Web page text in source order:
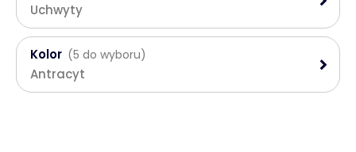
Uchwyty
Kolor (5 do wyboru)
Antracyt